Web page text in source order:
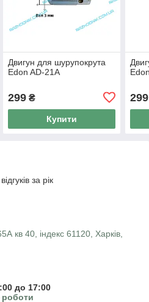
Двигун для шурупокрута
Edon AD-21A
299₴
Купити
299
за рік
кв 40, індекс 61120, Харків,
до 17:00
роботи